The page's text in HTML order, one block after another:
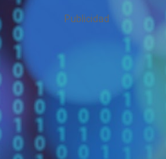
Publicidad